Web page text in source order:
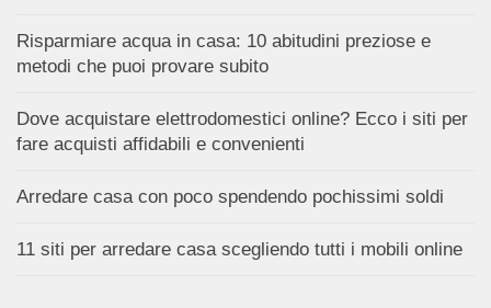
Risparmiare acqua in casa: 10 abitudini preziose e
metodi che puoi provare subito
Dove acquistare elettrodomestici online? Ecco i siti per
fare acquisti affidabili e convenienti
Arredare casa con poco spendendo pochissimi soldi
11 siti per arredare casa scegliendo tutti i mobili online